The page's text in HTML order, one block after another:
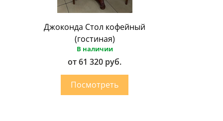
Джоконда Стол кофейный
(гостиная)
В наличии
от 61 320 руб.